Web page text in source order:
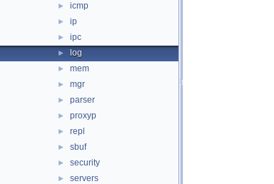
► icmp
► ip
► ipc
► log
► mem
► mgr
► parser
► proxyp
► repl
► sbuf
► security
► servers